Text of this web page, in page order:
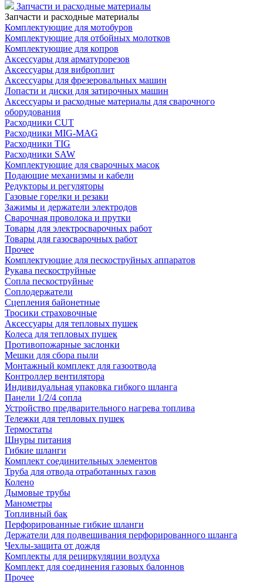
Запчасти и расходные материалы
Запчасти и расходные материалы
Комплектующие для мотобуров
Комплектующие для отбойных молотков
Комплектующие для копров
Аксессуары для арматурорезов
Аксессуары для виброплит
Аксессуары для фрезеровальных машин
Лопасти и диски для затирочных машин
Аксессуары и расходные материалы для сварочного
оборудования
Расходники CUT
Расходники MIG-MAG
Расходники TIG
Расходники SAW
Комплектующие для сварочных масок
Подающие механизмы и кабели
Редукторы и регуляторы
Газовые горелки и резаки
Зажимы и держатели электродов
Сварочная проволока и прутки
Товары для электросварочных работ
Товары для газосварочных работ
Прочее
Комплектующие для пескоструйных аппаратов
Рукава пескоструйные
Сопла пескоструйные
Соплодержатели
Сцепления байонетные
Тросики страховочные
Аксессуары для тепловых пушек
Колеса для тепловых пушек
Противопожарные заслонки
Мешки для сбора пыли
Монтажный комплект для газоотвода
Контроллер вентилятора
Индивидуальная упаковка гибкого шланга
Панели 1/2/4 сопла
Устройство предварительного нагрева топлива
Тележки для тепловых пушек
Термостаты
Шнуры питания
Гибкие шланги
Комплект соединительных элементов
Труба для отвода отработанных газов
Колено
Дымовые трубы
Манометры
Топливный бак
Перфорированные гибкие шланги
Держатели для подвешивания перфорированного шланга
Чехлы-защита от дождя
Комплекты для рециркуляции воздуха
Комплект для соединения газовых балоннов
Прочее